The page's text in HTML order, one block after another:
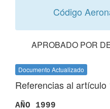
Código
APROBADO POR
Documento Actualizado
Referencias al artículo
AÑO 1999